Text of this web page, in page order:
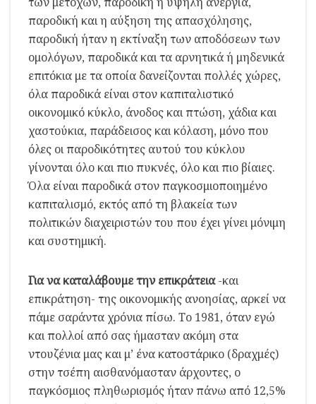
παροδική και η αύξηση της απασχόλησης,
παροδική ήταν η εκτίναξη των αποδόσεων των
ομολόγων, παροδικά και τα αρνητικά ή μηδενικά
επιτόκια με τα οποία δανείζονται πολλές χώρες,
όλα παροδικά είναι στον καπιταλιστικό
οικονομικό κύκλο, άνοδος και πτώση, χάδια και
χαστούκια, παράδεισος και κόλαση, μόνο που
όλες οι παροδικότητες αυτού του κύκλου
γίνονται όλο και πιο πυκνές, όλο και πιο βίαιες.
Όλα είναι παροδικά στον παγκοσμιοποιημένο
καπιταλισμό, εκτός από τη βλακεία των
πολιτικών διαχειριστών του που έχει γίνει μόνιμη
και συστημική.
Για να καταλάβουμε την επικράτεια-και
επικράτηση- της οικονομικής ανοησίας, αρκεί να
πάμε σαράντα χρόνια πίσω. Το 1981, όταν εγώ
και πολλοί από σας ήμασταν ακόμη στα
ντουζένια μας και μ’ ένα κατοστάρικο (δραχμές)
στην τσέπη αισθανόμασταν άρχοντες, ο
παγκόσμιος πληθωρισμός ήταν πάνω από 12,5%